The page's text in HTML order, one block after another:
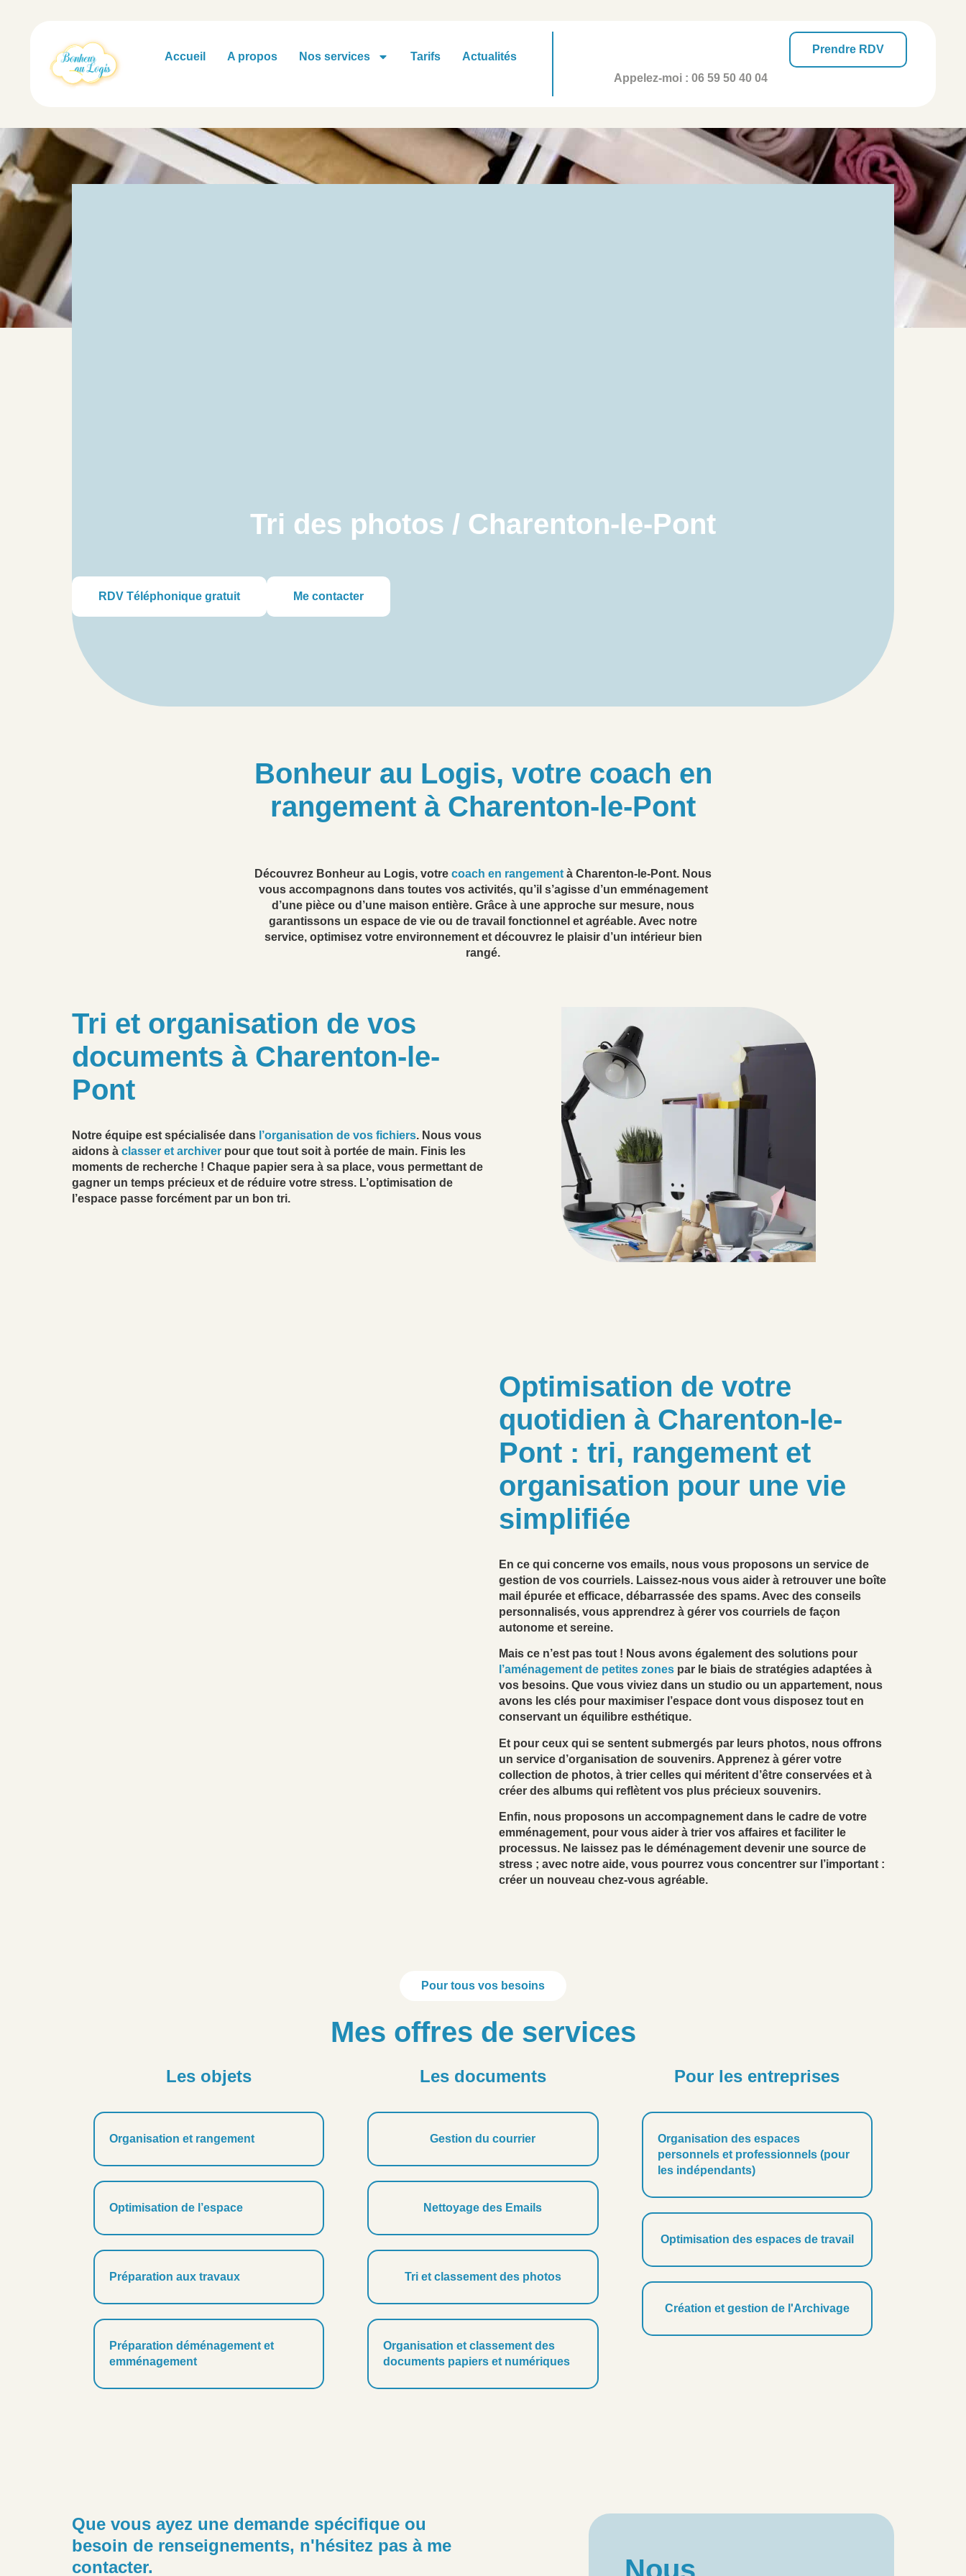
Accueil A propos Nos services Tarifs Actualités
Prendre RDV
Appelez-moi :06 59 50 40 04
Tri des photos / Charenton-le-Pont
RDV Téléphonique gratuit Me contacter
Bonheur au Logis, votre coach en
rangement à Charenton-le-Pont
Découvrez Bonheur au Logis, votre coach en rangement à Charenton-le-Pont. Nous
vous accompagnons dans toutes vos activités, qu’il s’agisse d’un emménagement
d’une pièce ou d’une maison entière. Grâce à une approche sur mesure, nous
garantissons un espace de vie ou de travail fonctionnel et agréable. Avec notre
service, optimisez votre environnement et découvrez le plaisir d’un intérieur bien
rangé.
Tri et organisation de vos
documents à Charenton-le-
Pont
Notre équipe est spécialisée dans l’organisation de vos fichiers. Nous vous
aidons à classer et archiver pour que tout soit à portée de main. Finis les
moments de recherche ! Chaque papier sera à sa place, vous permettant de
gagner un temps précieux et de réduire votre stress. L’optimisation de
l’espace passe forcément par un bon tri.
Optimisation de votre
quotidien à Charenton-le-
Pont : tri, rangement et
organisation pour une vie
simplifiée
En ce qui concerne vos emails, nous vous proposons un service de
gestion de vos courriels. Laissez-nous vous aider à retrouver une boîte
mail épurée et efficace, débarrassée des spams. Avec des conseils
personnalisés, vous apprendrez à gérer vos courriels de façon
autonome et sereine.
Mais ce n’est pas tout ! Nous avons également des solutions pour
l’aménagement de petites zones par le biais de stratégies adaptées à
vos besoins. Que vous viviez dans un studio ou un appartement, nous
avons les clés pour maximiser l’espace dont vous disposez tout en
conservant un équilibre esthétique.
Et pour ceux qui se sentent submergés par leurs photos, nous offrons
un service d’organisation de souvenirs. Apprenez à gérer votre
collection de photos, à trier celles qui méritent d’être conservées et à
créer des albums qui reflètent vos plus précieux souvenirs.
Enfin, nous proposons un accompagnement dans le cadre de votre
emménagement, pour vous aider à trier vos affaires et faciliter le
processus. Ne laissez pas le déménagement devenir une source de
stress ; avec notre aide, vous pourrez vous concentrer sur l’important :
créer un nouveau chez-vous agréable.
Pour tous vos besoins
Mes offres de services
Les objets
Organisation et rangement
Optimisation de l’espace
Préparation aux travaux
Préparation déménagement et
emménagement
Les documents
Gestion du courrier
Nettoyage des Emails
Tri et classement des photos
Organisation et classement des
documents papiers et numériques
Pour les entreprises
Organisation des espaces
personnels et professionnels (pour
les indépendants)
Optimisation des espaces de travail
Création et gestion de l'Archivage
Que vous ayez une demande spécifique ou
besoin de renseignements, n'hésitez pas à me
contacter.
Nous